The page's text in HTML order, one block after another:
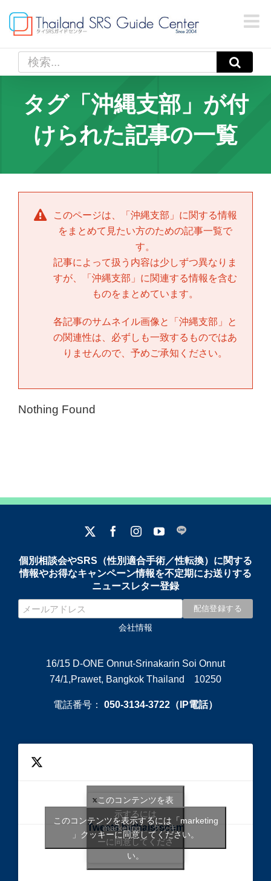
content
索
タグ「沖縄支部」が付
けられた記事の一覧
このページは、「 沖縄支部 」に関する情報
をまとめて見たい方のための記事一覧で
す。
記事によって扱う内容は少しずつ異なりま
すが、「 沖縄支部 」に関連する情報を含む
ものをまとめています。
各記事のサムネイル画像と「 沖縄支部 」と
の関連性は、必ずしも一致するものではあ
りませんので、予めご承知ください。
Nothing Found
個別相談会やSRS（性別適合手術／性転換）に関する
情報やお得なキャンペーン情報を不定期にお送りする
ニュースレター登録
会社情報
16/15 D-ONE Onnut-Srinakarin Soi Onnut
74/1,Prawet, Bangkok Thailand 10250
電話番号： 050-3134-3722（IP電話）
Tweets bythaisrscom
このコンテンツを表
示するには
「marketing 」クッキ
ーに同意してくださ
い。
このコンテンツを表示するには「marketing
」クッキーに同意してください。